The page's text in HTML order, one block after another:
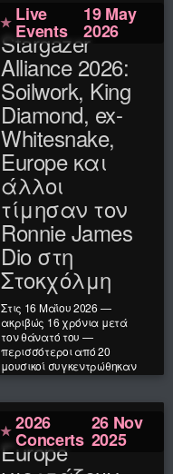
Live
Events
19 May
2026
Stargazer
Alliance 2026:
Soilwork, King
Diamond, ex-
Whitesnake,
Europe και
άλλοι
τίμησαν τον
Ronnie James
Dio στη
Στοκχόλμη
Στις 16 Μαΐου 2026 —
ακριβώς 16 χρόνια μετά
τον θάνατό του —
περισσότεροι από 20
μουσικοί συγκεντρώθηκαν
στη Στοκχόλμη ...
Read More
2026
Concerts
26 Nov
2025
Europe